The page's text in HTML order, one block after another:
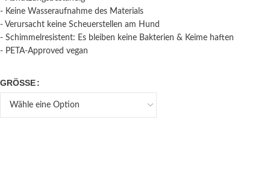
- Keine Wasseraufnahme des Materials
- Verursacht keine Scheuerstellen am Hund
- Schimmelresistent: Es bleiben keine Bakterien & Keime haften
- PETA-Approved vegan
GRÖSSE